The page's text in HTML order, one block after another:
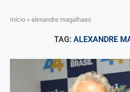
Início » alexandre magalhaes
TAG: ALEXANDRE